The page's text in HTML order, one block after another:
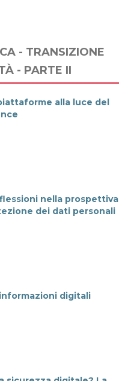
- TRANSIZIONE
- PARTE II
alla luce del
nella prospettiva
dei dati personali
digitali